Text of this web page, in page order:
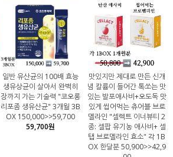
일반 유산균의 100배 효능
생유상균이 살아서 완벽히
장까지 가는 기술력 "코오롱
리포좀 생유산균" 3개월 3B
OX 150,000>>59,700
59,700원
맛있지만 제대로 만든 신개
념 칼륨이 들어간 톡쏘는 맛
있는 발포애사비+오도독 맛
있게 씹어먹는 츄어블 브로
멜라인 "셀렉트 이너뷰티 2
종: 셀팝 유기농 애사비+ 셀
탭 브로멜라인 효소" 각 1B
OX 한달분 50,900>>42,9